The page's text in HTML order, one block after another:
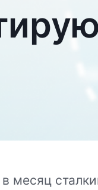
месяц